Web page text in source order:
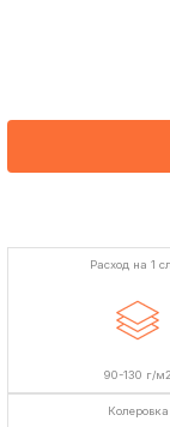
Расход на 1
90-130 г/м2
Колеровка